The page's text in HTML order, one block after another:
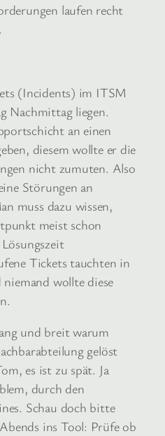
laufen recht
(Incidents) im ITSM
Nachmittag liegen.
an einen
diesem wollte er die
nicht zumuten. Also
Störungen an
muss dazu wissen,
meist schon
Tickets tauchten in
wollte diese
und breit warum
gelöst
es ist zu spät. Ja
durch den
Schau doch bitte
ins Tool: Prüfe ob